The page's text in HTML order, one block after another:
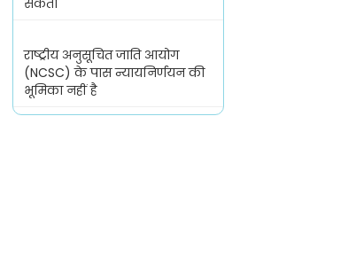
सकता
राष्ट्रीय अनुसूचित जाति आयोग
(NCSC) के पास न्यायनिर्णयन की
भूमिका नहीं है